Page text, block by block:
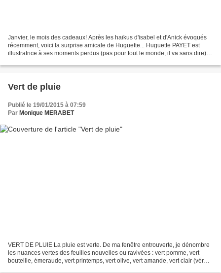
Janvier, le mois des cadeaux! Après les haïkus d'isabel et d'Anick évoqués
récemment, voici la surprise amicale de Huguette... Huguette PAYET est
illustratrice à ses moments perdus (pas pour tout le monde, il va sans dire);
Vert de pluie
Publié le 19/01/2015 à 07:59
Par Monique MERABET
VERT DE PLUIE La pluie est verte. De ma fenêtre entrouverte, je dénombre
les nuances vertes des feuilles nouvelles ou ravivées : vert pomme, vert
bouteille, émeraude, vert printemps, vert olive, vert amande, vert clair (vér